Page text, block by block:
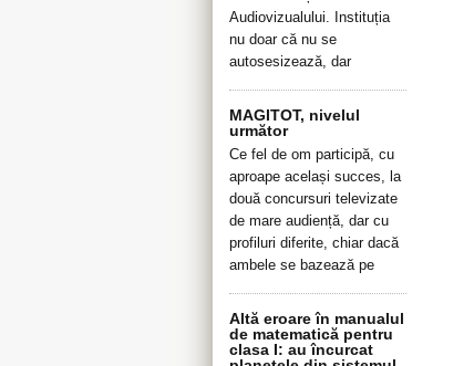
Audiovizualului. Instituția
nu doar că nu se
autosesizează, dar
MAGITOT, nivelul
următor
Ce fel de om participă, cu
aproape același succes, la
două concursuri televizate
de mare audiență, dar cu
profiluri diferite, chiar dacă
ambele se bazează pe
Altă eroare în manualul
de matematică pentru
clasa I: au încurcat